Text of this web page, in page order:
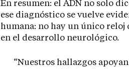
En resumen: el ADN no solo
ese diagnóstico se vuelve
humana: no hay un único
en el desarrollo neurológico.
“Nuestros hallazgos